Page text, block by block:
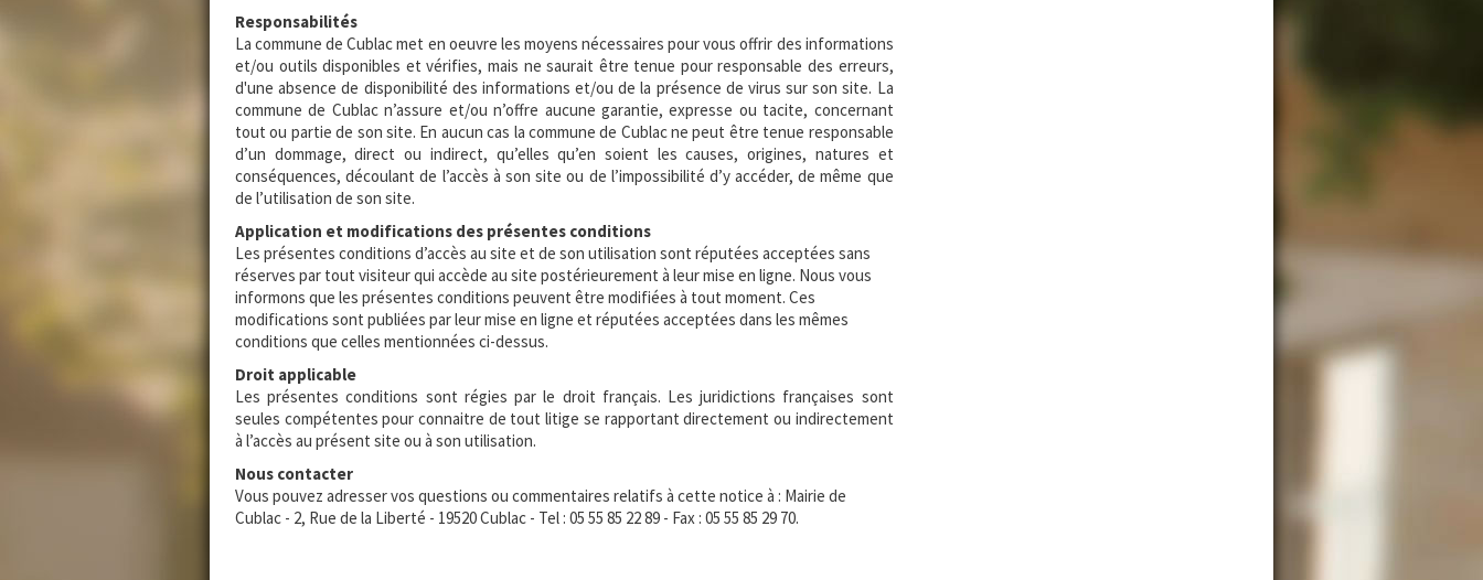
Responsabilités
La commune de Cublac met en oeuvre les moyens nécessaires pour vous offrir des informations
et/ou outils disponibles et vérifies, mais ne saurait être tenue pour responsable des erreurs,
d'une absence de disponibilité des informations et/ou de la présence de virus sur son site. La
commune de Cublac n’assure et/ou n’offre aucune garantie, expresse ou tacite, concernant
tout ou partie de son site. En aucun cas la commune de Cublac ne peut être tenue responsable
d’un dommage, direct ou indirect, qu’elles qu’en soient les causes, origines, natures et
conséquences, découlant de l’accès à son site ou de l’impossibilité d’y accéder, de même que
de l’utilisation de son site.
Application et modifications des présentes conditions
Les présentes conditions d’accès au site et de son utilisation sont réputées acceptées sans
réserves par tout visiteur qui accède au site postérieurement à leur mise en ligne. Nous vous
informons que les présentes conditions peuvent être modifiées à tout moment. Ces
modifications sont publiées par leur mise en ligne et réputées acceptées dans les mêmes
conditions que celles mentionnées ci-dessus.
Droit applicable
Les présentes conditions sont régies par le droit français. Les juridictions françaises sont
seules compétentes pour connaitre de tout litige se rapportant directement ou indirectement
à l’accès au présent site ou à son utilisation.
Nous contacter
Vous pouvez adresser vos questions ou commentaires relatifs à cette notice à : Mairie de
Cublac - 2, Rue de la Liberté - 19520 Cublac - Tel : 05 55 85 22 89 - Fax : 05 55 85 29 70.